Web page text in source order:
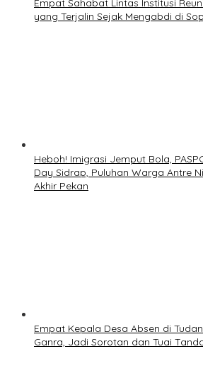
Empat Sahabat Lintas Institusi
yang Terjalin Sejak Mengabdi di
Heboh! Imigrasi Jemput Bola,
Day Sidrap, Puluhan Warga Antre
Akhir Pekan
Empat Kepala Desa Absen di
Ganra, Jadi Sorotan dan Tuai